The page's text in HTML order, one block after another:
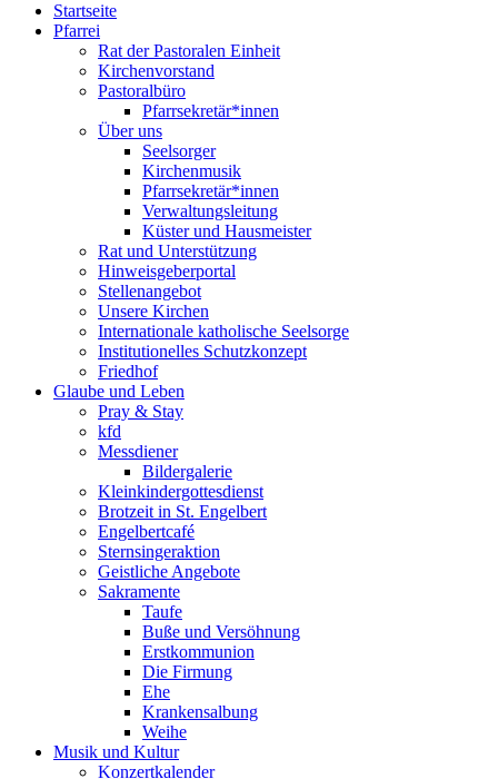
Startseite
Pfarrei
Rat der Pastoralen Einheit
Kirchenvorstand
Pastoralbüro
Pfarrsekretär*innen
Über uns
Seelsorger
Kirchenmusik
Pfarrsekretär*innen
Verwaltungsleitung
Küster und Hausmeister
Rat und Unterstützung
Hinweisgeberportal
Stellenangebot
Unsere Kirchen
Internationale katholische Seelsorge
Institutionelles Schutzkonzept
Friedhof
Glaube und Leben
Pray & Stay
kfd
Messdiener
Bildergalerie
Kleinkindergottesdienst
Brotzeit in St. Engelbert
Engelbertcafé
Sternsingeraktion
Geistliche Angebote
Sakramente
Taufe
Buße und Versöhnung
Erstkommunion
Die Firmung
Ehe
Krankensalbung
Weihe
Musik und Kultur
Konzertkalender